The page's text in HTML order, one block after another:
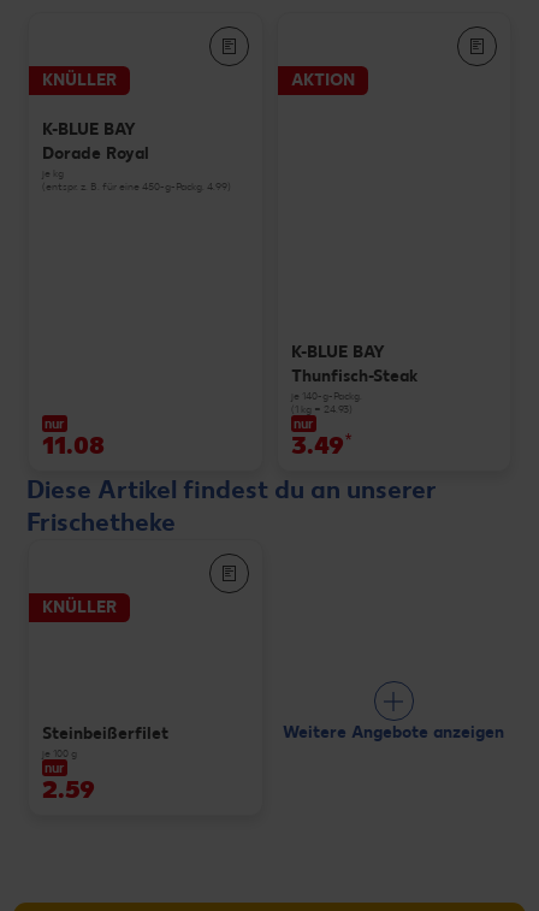
KNÜLLER
K-BLUE BAY
Dorade Royal
je kg
(entspr. z. B. für eine 450-g-Packg. 4.99)
nur
11.08
AKTION
K-BLUE BAY
Thunfisch-Steak
je 140-g-Packg.
(1 kg = 24.93)
nur
3.49*
Diese Artikel findest du an unserer
Frischetheke
KNÜLLER
Steinbeißerfilet
je 100 g
nur
2.59
Weitere Angebote anzeigen